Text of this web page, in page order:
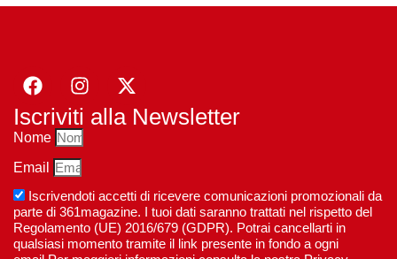
Iscriviti alla Newsletter
Nome
Email
Iscrivendoti accetti di ricevere comunicazioni promozionali da
parte di 361magazine. I tuoi dati saranno trattati nel rispetto del
Regolamento (UE) 2016/679 (GDPR). Potrai cancellarti in
qualsiasi momento tramite il link presente in fondo a ogni